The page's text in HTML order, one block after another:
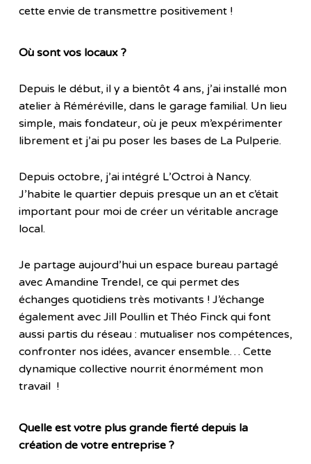
cette envie de transmettre positivement !
Où sont vos locaux ?
Depuis le début, il y a bientôt 4 ans, j’ai installé mon
atelier à Réméréville, dans le garage familial. Un lieu
simple, mais fondateur, où je peux m’expérimenter
librement et j’ai pu poser les bases de La Pulperie.
Depuis octobre, j’ai intégré L’Octroi à Nancy.
J’habite le quartier depuis presque un an et c’était
important pour moi de créer un véritable ancrage
local.
Je partage aujourd’hui un espace bureau partagé
avec Amandine Trendel, ce qui permet des
échanges quotidiens très motivants ! J’échange
également avec Jill Poullin et Théo Finck qui font
aussi partis du réseau : mutualiser nos compétences,
confronter nos idées, avancer ensemble… Cette
dynamique collective nourrit énormément mon
travail !
Quelle est votre plus grande fierté depuis la
création de votre entreprise ?